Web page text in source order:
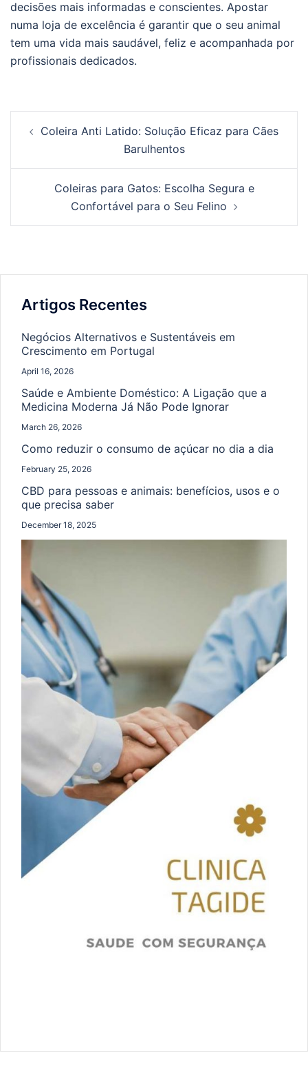
decisões mais informadas e conscientes. Apostar
numa loja de excelência é garantir que o seu animal
tem uma vida mais saudável, feliz e acompanhada por
profissionais dedicados.
navigation
Coleira Anti Latido: Solução Eficaz para Cães
Barulhentos
Coleiras para Gatos: Escolha Segura e
Confortável para o Seu Felino
Artigos Recentes
Negócios Alternativos e Sustentáveis em
Crescimento em Portugal
April 16, 2026
Saúde e Ambiente Doméstico: A Ligação que a
Medicina Moderna Já Não Pode Ignorar
March 26, 2026
Como reduzir o consumo de açúcar no dia a dia
February 25, 2026
CBD para pessoas e animais: benefícios, usos e o
que precisa saber
December 18, 2025